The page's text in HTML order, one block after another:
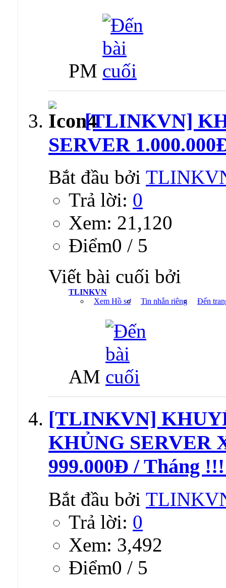
PM
[TLINKVN]
SERVER
Bắt đầu bởi
Trả lời: 0
Xem: 21,120
Ðiểm0 / 5
Viết bài cuối bởi
TLINKVN
Xem Hồ sơ
Tin nhắn riêng Đến
AM
[TLINKVN]
KHỦNG SERVER
999.000Đ / Tháng
Bắt đầu bởi
Trả lời: 0
Xem: 3,492
Ðiểm0 / 5